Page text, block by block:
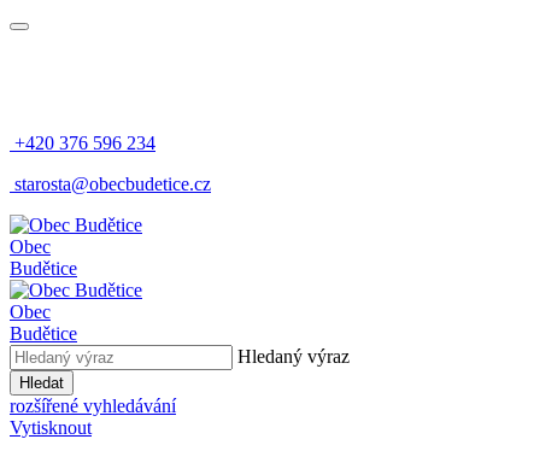
+420 376 596 234
starosta@obecbudetice.cz
Obec
Budětice
Obec
Budětice
Hledaný výraz
Hledat
rozšířené vyhledávání
Vytisknout